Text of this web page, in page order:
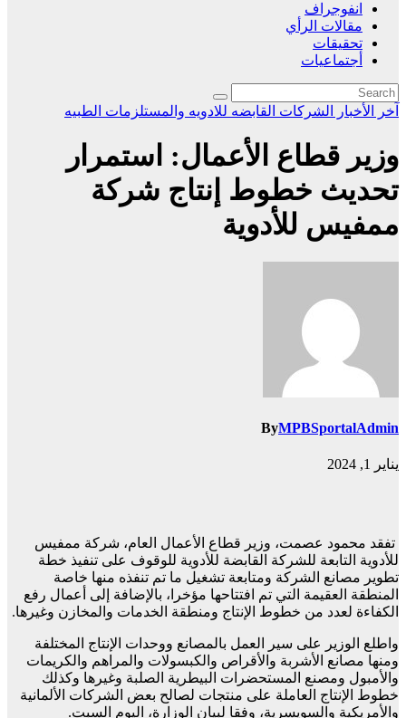
انفوجراف
مقالات الرأي
تحقيقات
أجتماعيات
آخر الأخبار الشركات القابضه للادويه والمستلزمات الطبيه
وزير قطاع الأعمال: استمرار
تحديث خطوط إنتاج شركة
ممفيس للأدوية
ByMPBSportalAdmin
يناير 1, 2024
تفقد محمود عصمت، وزير قطاع الأعمال العام، شركة ممفيس
للأدوية التابعة للشركة القابضة للأدوية للوقوف على تنفيذ خطة
تطوير مصانع الشركة ومتابعة تشغيل ما تم تنفذه منها خاصة
المنطقة العقيمة التي تم افتتاحها مؤخرا، بالإضافة إلى أعمال رفع
الكفاءة لعدد من خطوط الإنتاج ومنطقة الخدمات والمخازن وغيرها.
واطلع الوزير على سير العمل بالمصانع ووحدات الإنتاج المختلفة
ومنها مصانع الأشربة والأقراص والكبسولات والمراهم والكريمات
والأمبول ومصنع المستحضرات البيطرية الصلبة وغيرها وكذلك
خطوط الإنتاج العاملة على منتجات لصالح بعض الشركات الألمانية
والأمريكية والسويسرية، وفقا لبيان الوزارة، اليوم السبت.